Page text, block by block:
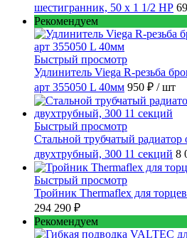
шестигранник, 50 x 1 1/2 НР
Рекомендуем
Быстрый просмотр
Удлинитель Viega R-резьба
арт 355050 L 40мм 950 ₽ / шт
Быстрый просмотр
Стальной трубчатый
двухтрубный, 300 11 секций 8
Быстрый просмотр
Тройник Thermaflex для
294 290 ₽
Рекомендуем